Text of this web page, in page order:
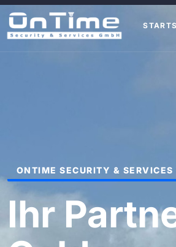
ONTIME SECURITY & SERVICES
Ihr